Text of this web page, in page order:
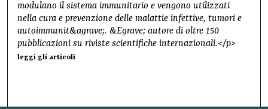
modulano il sistema immunitario e vengono utilizzati
nella cura e prevenzione delle malattie infettive, tumori e
autoimmunit&agrave;. &Egrave; autore di oltre 150
pubblicazioni su riviste scientifiche internazionali.</p>
leggi gli articoli